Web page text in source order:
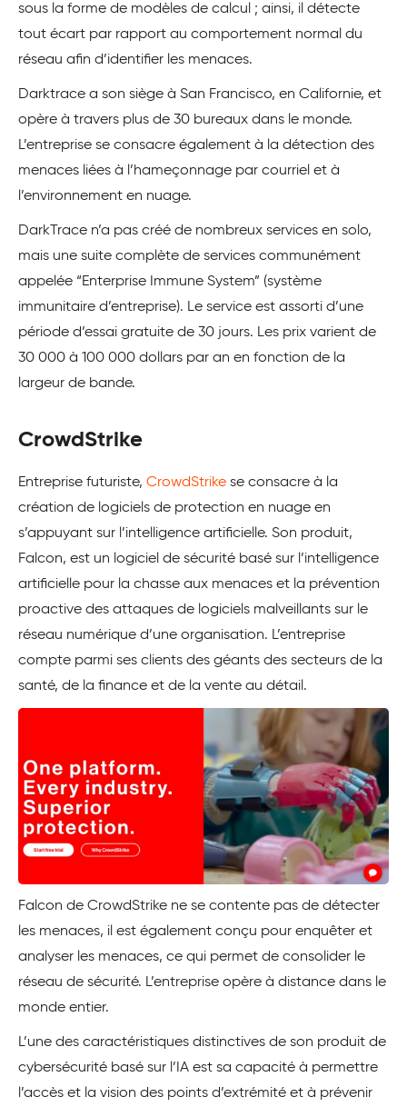
sous la forme de modèles de calcul ; ainsi, il détecte
tout écart par rapport au comportement normal du
réseau afin d’identifier les menaces.
Darktrace a son siège à San Francisco, en Californie, et
opère à travers plus de 30 bureaux dans le monde.
L’entreprise se consacre également à la détection des
menaces liées à l’hameçonnage par courriel et à
l’environnement en nuage.
DarkTrace n’a pas créé de nombreux services en solo,
mais une suite complète de services communément
appelée “Enterprise Immune System” (système
immunitaire d’entreprise). Le service est assorti d’une
période d’essai gratuite de 30 jours. Les prix varient de
30 000 à 100 000 dollars par an en fonction de la
largeur de bande.
CrowdStrike
Entreprise futuriste, CrowdStrike se consacre à la
création de logiciels de protection en nuage en
s’appuyant sur l’intelligence artificielle. Son produit,
Falcon, est un logiciel de sécurité basé sur l’intelligence
artificielle pour la chasse aux menaces et la prévention
proactive des attaques de logiciels malveillants sur le
réseau numérique d’une organisation. L’entreprise
compte parmi ses clients des géants des secteurs de la
santé, de la finance et de la vente au détail.
Falcon de CrowdStrike ne se contente pas de détecter
les menaces, il est également conçu pour enquêter et
analyser les menaces, ce qui permet de consolider le
réseau de sécurité. L’entreprise opère à distance dans le
monde entier.
L’une des caractéristiques distinctives de son produit de
cybersécurité basé sur l’IA est sa capacité à permettre
l’accès et la vision des points d’extrémité et à prévenir